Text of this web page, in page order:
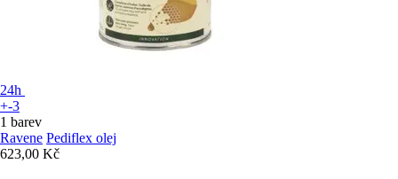
24h
+-3
1 barev
Ravene Pediflex olej
623,00 Kč